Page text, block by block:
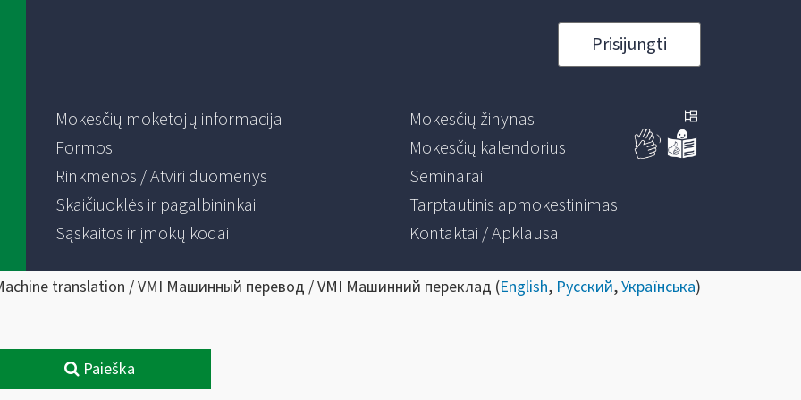
Prisijungti
Mokesčių mokėtojų informacija
Formos
Rinkmenos / Atviri duomenys
Skaičiuoklės ir pagalbininkai
Sąskaitos ir įmokų kodai
Mokesčių žinynas
Mokesčių kalendorius
Seminarai
Tarptautinis apmokestinimas
Kontaktai / Apklausa
translation / VMI Машинный перевод / VMI Машинний переклад (English, Русский,Українська)
Paieška